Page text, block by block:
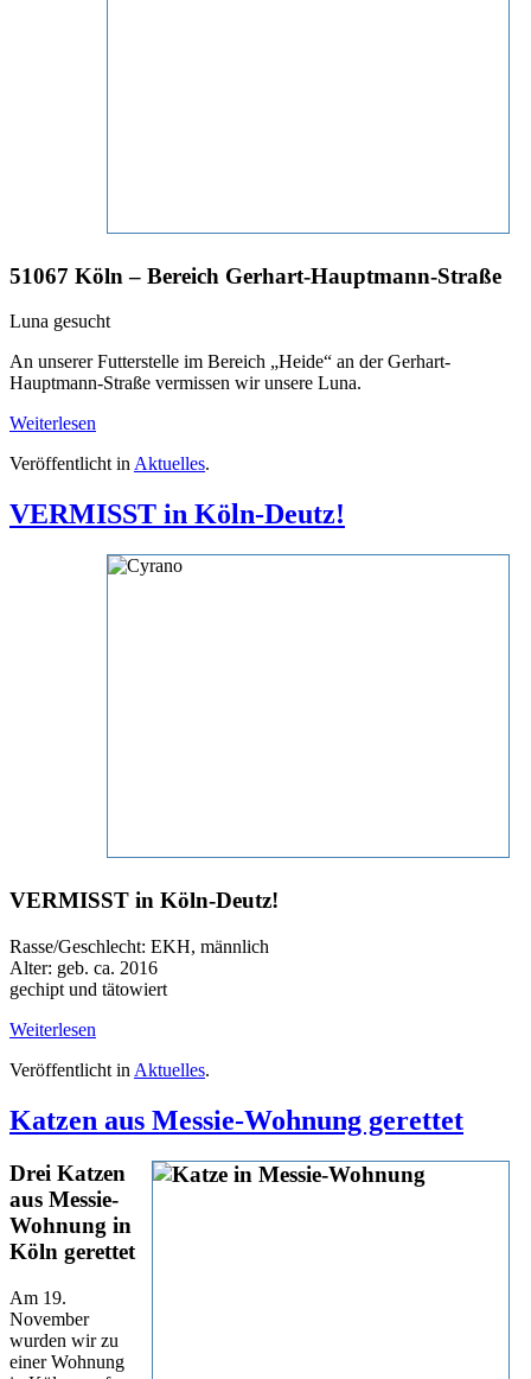
51067 Köln – Bereich Gerhart-Hauptmann-Straße
Luna gesucht
An unserer Futterstelle im Bereich „Heide“ an der Gerhart-
Hauptmann-Straße vermissen wir unsere Luna.
Weiterlesen
Veröffentlicht inAktuelles.
VERMISST in Köln-Deutz!
VERMISST in Köln-Deutz!
Rasse/Geschlecht: EKH, männlich
Alter: geb. ca. 2016
gechipt und tätowiert
Weiterlesen
Veröffentlicht in Aktuelles.
Katzen aus Messie-Wohnung gerettet
Drei Katzen
aus Messie-
Wohnung in
Köln gerettet
Am 19.
November
wurden wir zu
einer Wohnung